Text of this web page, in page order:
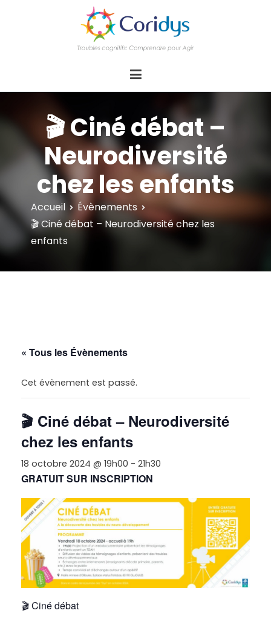
d'actions Information Accompagnement
Innovation/E­xpertise Formations autour des
🎬 Ciné débat –
Neurodiversité
chez les enfants
Accueil
Évènements
🎬 Ciné débat – Neurodiversité chez les
enfants
« Tous les Évènements
Cet évènement est passé.
🎬 Ciné débat – Neurodiversité
chez les enfants
18 octobre 2024 @ 19h00 - 21h30
GRATUIT SUR INSCRIPTION
🎬 Ciné débat